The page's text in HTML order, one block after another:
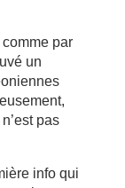
par
un
pas
info qui